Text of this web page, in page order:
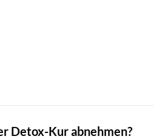
Detox-Kur abnehmen?